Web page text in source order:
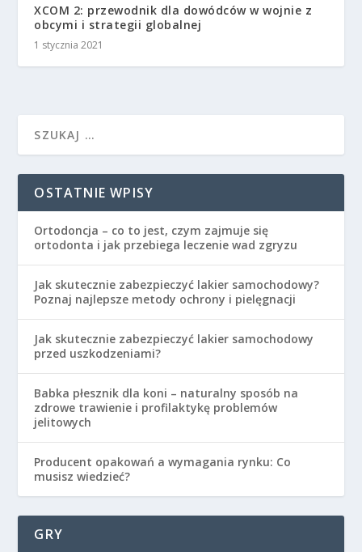
XCOM 2: przewodnik dla dowódców w wojnie z
obcymi i strategii globalnej
1 stycznia 2021
OSTATNIE WPISY
Ortodoncja – co to jest, czym zajmuje się
ortodonta i jak przebiega leczenie wad zgryzu
Jak skutecznie zabezpieczyć lakier samochodowy?
Poznaj najlepsze metody ochrony i pielęgnacji
Jak skutecznie zabezpieczyć lakier samochodowy
przed uszkodzeniami?
Babka płesznik dla koni – naturalny sposób na
zdrowe trawienie i profilaktykę problemów
jelitowych
Producent opakowań a wymagania rynku: Co
musisz wiedzieć?
GRY